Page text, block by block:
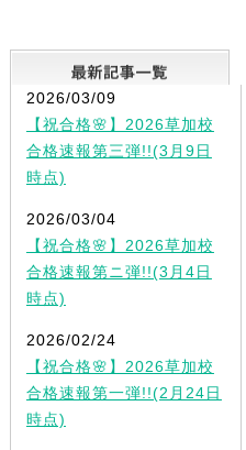
2026/03/09
【祝合格🌸】2026草加校
合格速報第三弾!!(3月9日
時点)
2026/03/04
【祝合格🌸】2026草加校
合格速報第ニ弾!!(3月4日
時点)
2026/02/24
【祝合格🌸】2026草加校
合格速報第一弾!!(2月24日
時点)